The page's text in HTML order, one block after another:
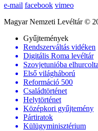
e-mail facebook vimeo
Magyar Nemzeti Levéltár ©
Gyűjtemények
Rendszerváltás vidéken
Digitális Roma levéltár
Szovjetunióba
Első világháború
Reformáció 500
Családtörténet
Helytörténet
Középkori gyűjtemény
Pártiratok
Külügyminisztérium